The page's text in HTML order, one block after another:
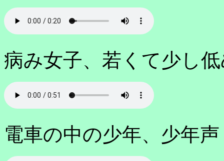
病み女子、若くて少し
電車の中の少年、少年声